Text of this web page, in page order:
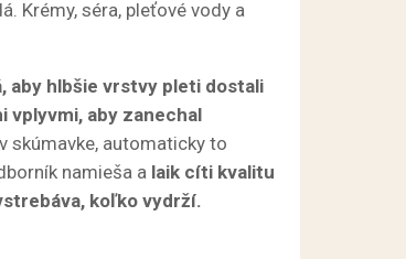
Krémy, séra, pleťové vody a
aby hlbšie vrstvy pleti dostali
vplyvmi, aby zanechal
skúmavke, automaticky to
namieša a laik cíti kvalitu
koľko vydrží.